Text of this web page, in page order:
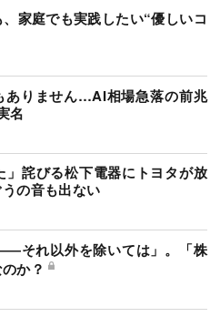
家庭でも実践したい“優しいコ
ありません…AI相場急落の前兆
名
」詫びる松下電器にトヨタが放
の音も出ない
それ以外を除いては」。「株
か？